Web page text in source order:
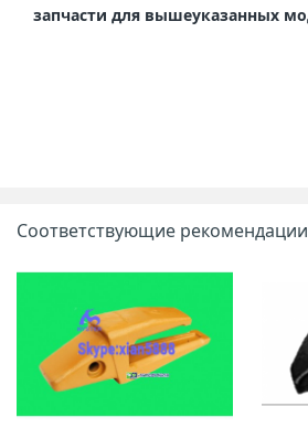
запчасти для вышеуказанных
Соответствующие рекомендации